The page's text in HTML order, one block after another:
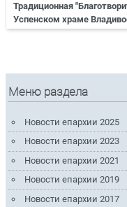
Традиционная
Успенском храме
Меню раздела
Новости епархии 2025
Новости епархии 2023
Новости епархии 2021
Новости епархии 2019
Новости епархии 2017